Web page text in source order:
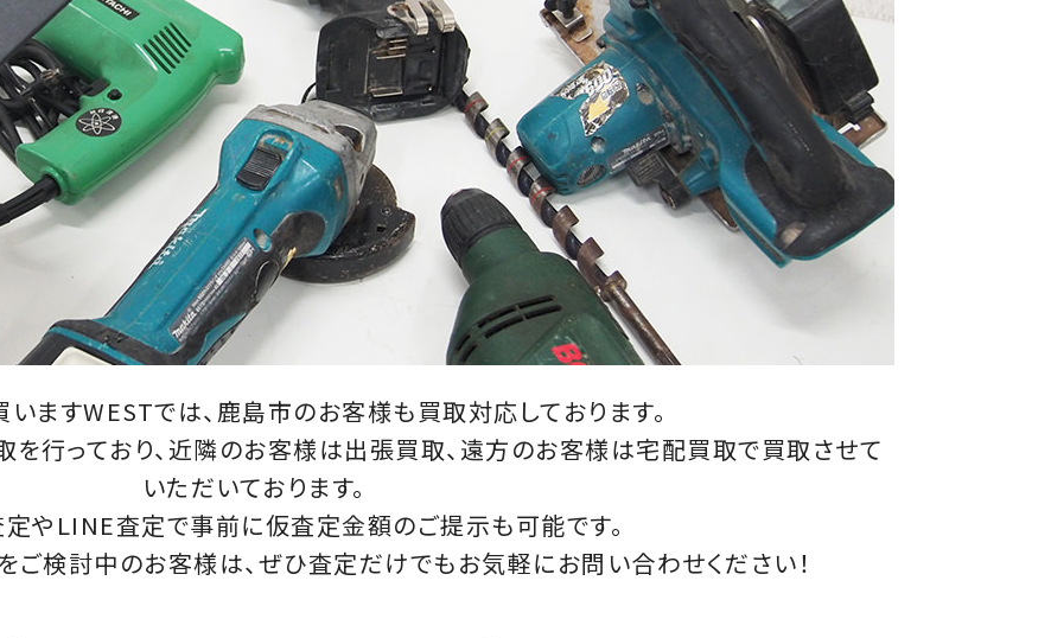
ますWESTでは、鹿島市のお客様も買取対応しております。
行っており、近隣のお客様は出張買取、遠方のお客様は宅配買取で買取させて
いただいております。
やLINE査定で事前に仮査定金額のご提示も可能です。
検討中のお客様は、ぜひ査定だけでもお気軽にお問い合わせください！